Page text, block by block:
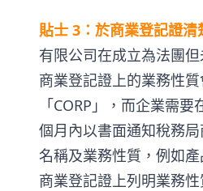
貼士 3：於商業登記證
有限公司在成立為法團但
商業登記證上的業務性
「CORP」，而企業需
個月內以書面通知稅務
名稱及業務性質，例如
商業登記證上列明業務